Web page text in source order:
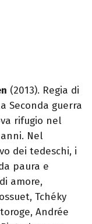
(2013). Regia di
Seconda guerra
rifugio nel
Nel
dei tedeschi, i
paura e
amore,
Tchéky
Andrée